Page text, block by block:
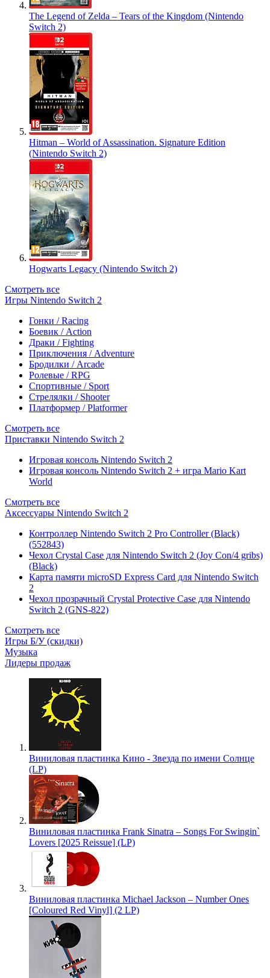
The Legend of Zelda – Tears of the Kingdom (Nintendo
Switch 2)
Hitman – World of Assassination. Signature Edition
(Nintendo Switch 2)
Hogwarts Legacy (Nintendo Switch 2)
Смотреть все
Игры Nintendo Switch 2
Гонки / Racing
Боевик / Action
Драки / Fighting
Приключения / Adventure
Бродилки / Arcade
Ролевые / RPG
Спортивные / Sport
Стрелялки / Shooter
Платформер / Platformer
Смотреть все
Приставки Nintendo Switch 2
Игровая консоль Nintendo Switch 2
Игровая консоль Nintendo Switch 2 + игра Mario Kart
World
Смотреть все
Аксессуары Nintendo Switch 2
Контроллер Nintendo Switch 2 Pro Controller (Black)
(552843)
Чехол Сrystal Сase для Nintendo Switch 2 (Joy Con/4 gribs)
(Black)
Карта памяти microSD Express Card для Nintendo Switch
2
Чехол прозрачный Crystal Protective Case для Nintendo
Switch 2 (GNS-822)
Смотреть все
Игры Б/У (скидки)
Музыка
Лидеры продаж
Виниловая пластинка Кино - Звезда по имени Солнце
(LP)
Виниловая пластинка Frank Sinatra – Songs For Swingin`
Lovers [2025 Reissue] (LP)
Виниловая пластинка Michael Jackson – Number Ones
[Coloured Red Vinyl] (2 LP)